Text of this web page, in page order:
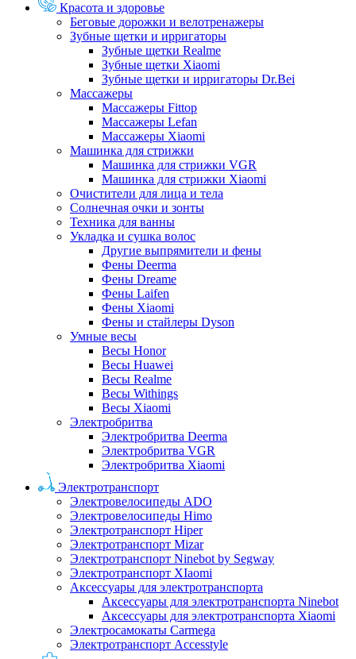
Красота и здоровье
Беговые дорожки и велотренажеры
Зубные щетки и ирригаторы
Зубные щетки Realme
Зубные щетки Xiaomi
Зубные щетки и ирригаторы Dr.Bei
Массажеры
Массажеры Fittop
Массажеры Lefan
Массажеры Xiaomi
Машинка для стрижки
Машинка для стрижки VGR
Машинка для стрижки Xiaomi
Очистители для лица и тела
Солнечная очки и зонты
Техника для ванны
Укладка и сушка волос
Другие выпрямители и фены
Фены Deerma
Фены Dreame
Фены Laifen
Фены Xiaomi
Фены и стайлеры Dyson
Умные весы
Весы Honor
Весы Huawei
Весы Realme
Весы Withings
Весы Xiaomi
Электробритва
Электробритва Deerma
Электробритва VGR
Электробритва Xiaomi
Электротранспорт
Электровелосипеды ADO
Электровелосипеды Himo
Электротранспорт Hiper
Электротранспорт Mizar
Электротранспорт Ninebot by Segway
Электротранспорт XIaomi
Аксессуары для электротранспорта
Аксессуары для электротранспорта Ninebot
Аксессуары для электротранспорта Xiaomi
Электросамокаты Carmega
Электротранспорт Accesstyle